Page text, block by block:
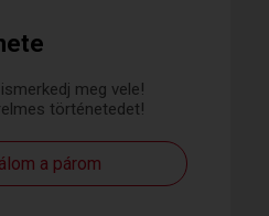
meg vele!
történetedet!
a párom